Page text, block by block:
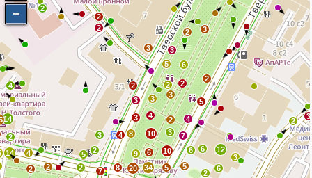
9
8 20 34
3
12
6
6
6
5
2
5
10
6
9
10
2
4
3
7
3
3
4
3
3
2
3 4
8
2
5
2
7
2
2
4
14
14
2
4
2
2
2 3
3
3
5
2
6
2
5
2
2
3
2